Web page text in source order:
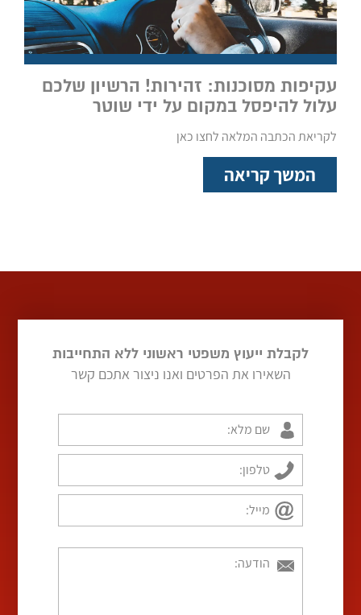
עקיפות מסוכנות: זהירות! הרשיון שלכם
עלול להיפסל במקום על ידי שוטר
לקריאת הכתבה המלאה לחצו כאן
המשך קריאה
לקבלת ייעוץ משפטי ראשוני ללא התחייבות
השאירו את הפרטים ואנו ניצור אתכם קשר